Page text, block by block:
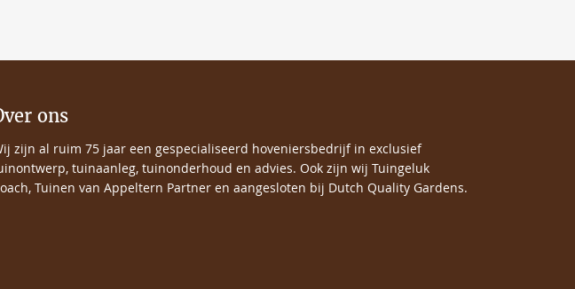
ons
zijn al ruim 75 jaar een gespecialiseerd hoveniersbedrijf in exclusief
tuinaanleg, tuinonderhoud en advies. Ook zijn wij Tuingeluk
Tuinen van Appeltern Partner en aangesloten bij Dutch Quality Gardens.